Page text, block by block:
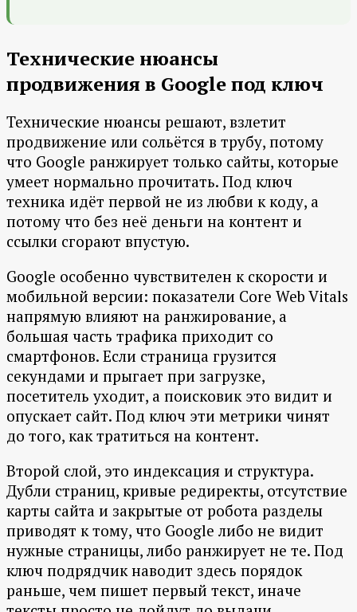
Технические нюансы
продвижения в Google под ключ
Технические нюансы решают, взлетит
продвижение или сольётся в трубу, потому
что Google ранжирует только сайты, которые
умеет нормально прочитать. Под ключ
техника идёт первой не из любви к коду, а
потому что без неё деньги на контент и
ссылки сгорают впустую.
Google особенно чувствителен к скорости и
мобильной версии: показатели Core Web Vitals
напрямую влияют на ранжирование, а
большая часть трафика приходит со
смартфонов. Если страница грузится
секундами и прыгает при загрузке,
посетитель уходит, а поисковик это видит и
опускает сайт. Под ключ эти метрики чинят
до того, как тратиться на контент.
Второй слой, это индексация и структура.
Дубли страниц, кривые редиректы, отсутствие
карты сайта и закрытые от робота разделы
приводят к тому, что Google либо не видит
нужные страницы, либо ранжирует не те. Под
ключ подрядчик наводит здесь порядок
раньше, чем пишет первый текст, иначе